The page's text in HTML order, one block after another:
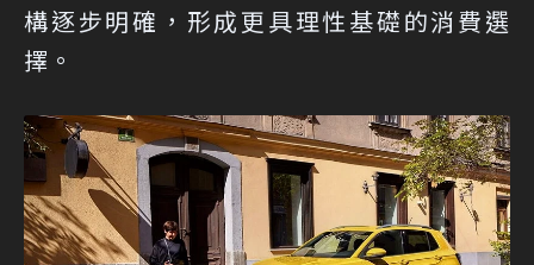
構逐步明確，形成更具理性基礎的消費選
擇。